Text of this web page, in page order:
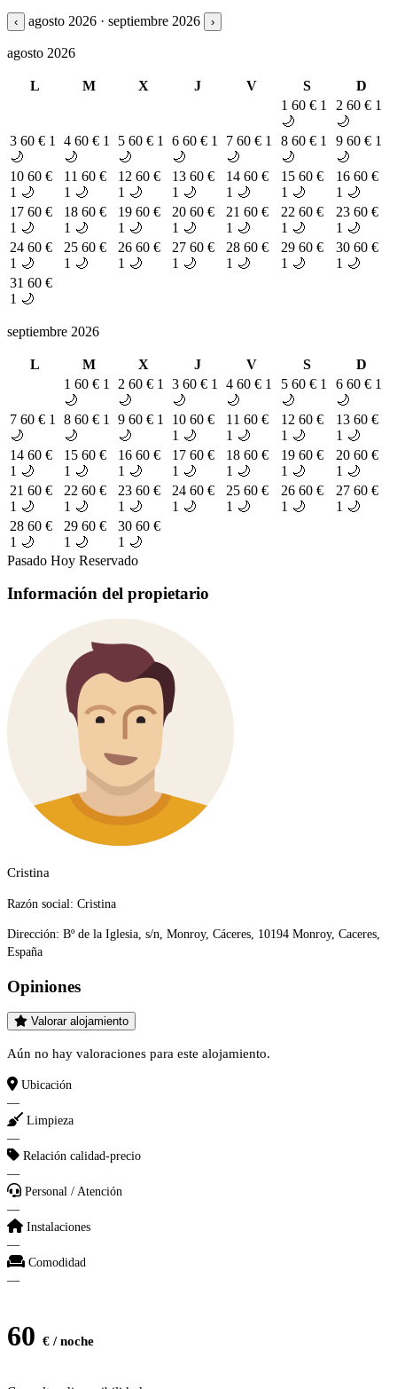
‹ agosto 2026 · septiembre 2026 ›
agosto 2026
L M X J V S
D
1 60 € 1
🌙
2 60 € 1
🌙
3 60 € 1
🌙
4 60 € 1
🌙
5 60 € 1
🌙
6 60 € 1
🌙
7 60 € 1
🌙
8 60 € 1
🌙
9 60 € 1
🌙
10 60 €
1 🌙
11 60 €
1 🌙
12 60 €
1 🌙
13 60 €
1 🌙
14 60 €
1 🌙
15 60 €
1 🌙
16 60 €
1 🌙
17 60 €
1 🌙
18 60 €
1 🌙
19 60 €
1 🌙
20 60 €
1 🌙
21 60 €
1 🌙
22 60 €
1 🌙
23 60 €
1 🌙
24 60 €
1 🌙
25 60 €
1 🌙
26 60 €
1 🌙
27 60 €
1 🌙
28 60 €
1 🌙
29 60 €
1 🌙
30 60 €
1 🌙
31 60 €
1 🌙
septiembre 2026
L M X J V S
D
1 60 € 1
🌙
2 60 € 1
🌙
3 60 € 1
🌙
4 60 € 1
🌙
5 60 € 1
🌙
6 60 € 1
🌙
7 60 € 1
🌙
8 60 € 1
🌙
9 60 € 1
🌙
10 60 €
1 🌙
11 60 €
1 🌙
12 60 €
1 🌙
13 60 €
1 🌙
14 60 €
1 🌙
15 60 €
1 🌙
16 60 €
1 🌙
17 60 €
1 🌙
18 60 €
1 🌙
19 60 €
1 🌙
20 60 €
1 🌙
21 60 €
1 🌙
22 60 €
1 🌙
23 60 €
1 🌙
24 60 €
1 🌙
25 60 €
1 🌙
26 60 €
1 🌙
27 60 €
1 🌙
28 60 €
1 🌙
29 60 €
1 🌙
30 60 €
1 🌙
Pasado Hoy Reservado
Información del propietario
Cristina
Razón social: Cristina
Dirección: Bº de la Iglesia, s/n, Monroy, Cáceres, 10194 Monroy, Caceres,
España
Opiniones
Valorar alojamiento
Aún no hay valoraciones para este alojamiento.
Ubicación
—
Limpieza
—
Relación calidad-precio
—
Personal / Atención
—
Instalaciones
—
Comodidad
—
60 € / noche